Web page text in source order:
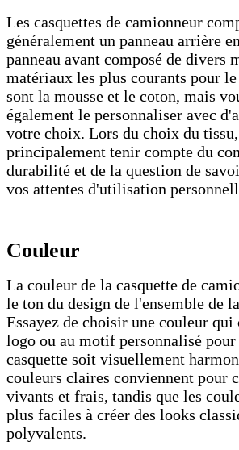
Les casquettes de camionneur
généralement un panneau arrière
panneau avant composé de divers
matériaux les plus courants pour le
sont la mousse et le coton, mais
également le personnaliser avec
votre choix. Lors du choix du
principalement tenir compte du
durabilité et de la question de
vos attentes d'utilisation
Couleur
La couleur de la casquette de
le ton du design de l'ensemble de
Essayez de choisir une couleur qui
logo ou au motif personnalisé
casquette soit visuellement
couleurs claires conviennent pour
vivants et frais, tandis que les
plus faciles à créer des looks
polyvalents.